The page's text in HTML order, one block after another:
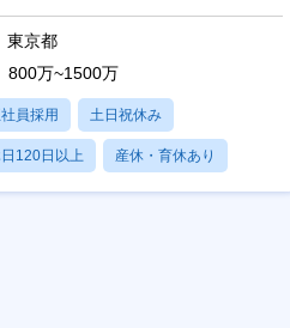
東京都
800万~1500万
員採用 土日祝休み
120日以上 産休・育休あり
不問